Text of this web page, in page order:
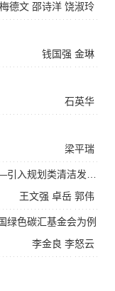
饶淑玲
邵诗洋
梅德文
金琳
钱国强
石英华
梁平瑞
郭伟
卓岳
王文强
李怒云
李金良
色碳汇基金会为例